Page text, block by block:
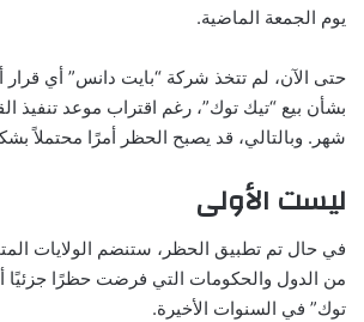
يوم الجمعة الماضية.
حتى الآن، لم تتخذ شركة “بايت دانس” أي
بشأن بيع “تيك توك”، رغم اقتراب موعد تنفيذ
شهر. وبالتالي، قد يصبح الحظر أمرًا محتملاً
ليست الأولى
في حال تم تطبيق الحظر، ستنضم الولايات
من الدول والحكومات التي فرضت حظرًا جزئيًا
توك” في السنوات الأخيرة.